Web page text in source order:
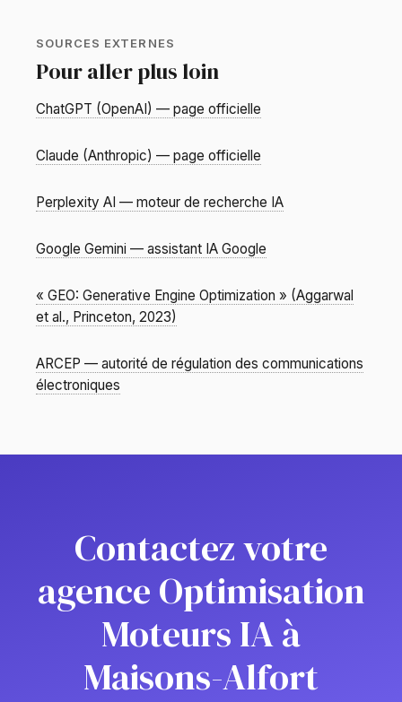
SOURCES EXTERNES
Pour aller plus loin
ChatGPT (OpenAI) — page officielle
Claude (Anthropic) — page officielle
Perplexity AI — moteur de recherche IA
Google Gemini — assistant IA Google
« GEO: Generative Engine Optimization » (Aggarwal
et al., Princeton, 2023)
ARCEP — autorité de régulation des communications
électroniques
Contactez votre
agence Optimisation
Moteurs IA à
Maisons-Alfort